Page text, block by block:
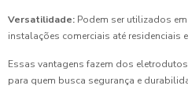
Versatilidade: Podem ser utilizados
instalações comerciais até residenciais
Essas vantagens fazem dos
para quem busca segurança e